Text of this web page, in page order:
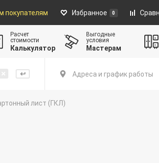
покупателям Избранное 0
Расчет
стоимости
Калькулятор
Выгодные
условия
Мастерам
Адреса и график работы
лист (ГКЛ)